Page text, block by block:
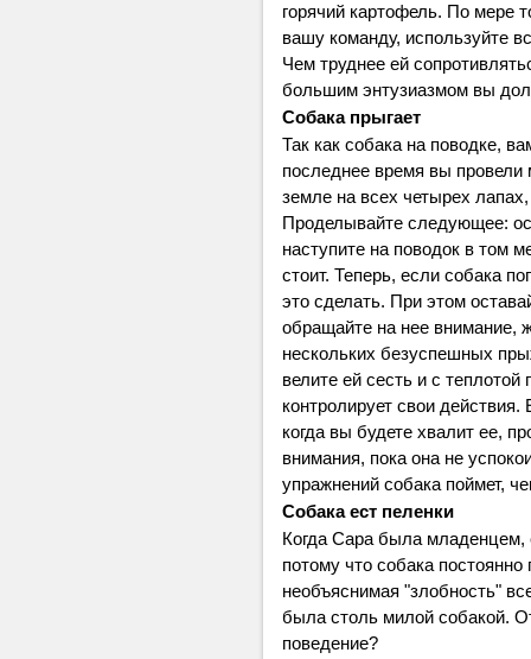
горячий картофель. По мере
вашу команду, используйте
Чем труднее ей
большим энтузиазмом вы
Собака прыгает
Так как собака на поводке,
последнее время вы провели
земле на всех четырех
Проделывайте следующее:
наступите на поводок в том
стоит. Теперь, если собака
это сделать. При этом
обращайте на нее внимание,
нескольких безуспешных
велите ей сесть и с
контролирует свои
когда вы будете хвалит ее,
внимания, пока она не
упражнений собака поймет,
Собака ест пеленки
Когда Сара была младенцем,
потому что собака
необъяснимая "злобность"
была столь милой собакой.
поведение?